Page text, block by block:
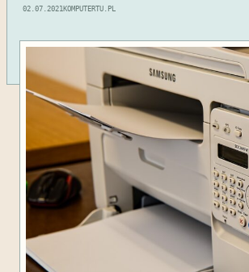
02.07.2021KOMPUTERTU.PL